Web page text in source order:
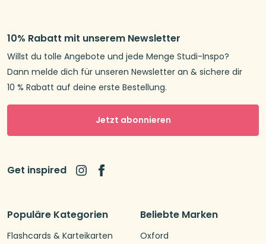
Populäre Kategorien
Flashcards & Karteikarten
Beliebte Marken
Oxford
10% Rabatt mit unserem Newsletter
Willst du tolle Angebote und jede Menge Studi-Inspo?
Dann melde dich für unseren Newsletter an & sichere dir
10 % Rabatt auf deine erste Bestellung.
Jetzt abonnieren
Get inspired